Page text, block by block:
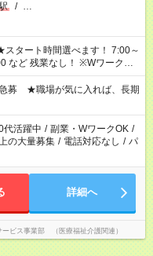
/ …
なし！ ※Wワークの
間超の就業はご案内できませ
勤務は社会保険への加入対象
い派遣の原則禁止）により、
難しい場合があります
募 ★職場が気に入れば、長期
代活躍中 / 副業・WワークOK /
の大量募集 / 電話対応なし / パ
詳細へ
ビス事業部 （医療福祉介護関連）